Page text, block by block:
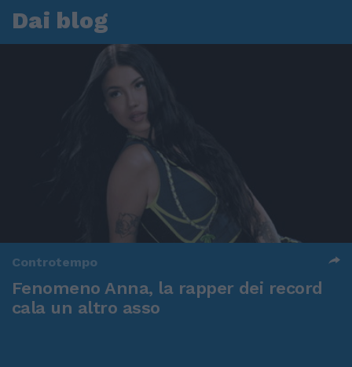
Dai blog
Controtempo
Fenomeno Anna, la rapper dei record
cala un altro asso